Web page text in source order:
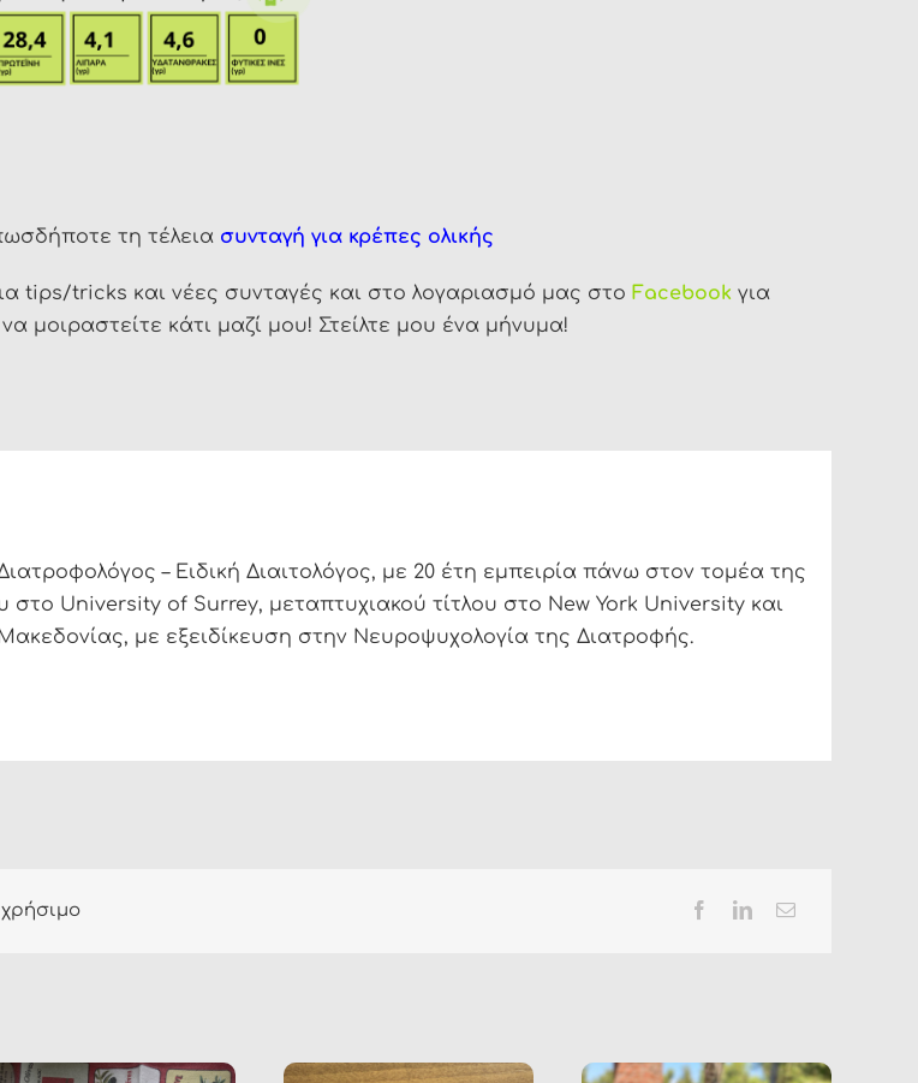
τη τέλεια συνταγή για κρέπες ολικής
tips/tricks και νέες συνταγές και στο λογαριασμό μας στο Facebook για
μοιραστείτε κάτι μαζί μου! Στείλτε μου ένα μήνυμα!
– Ειδική Διαιτολόγος, με 20 έτη εμπειρία πάνω στον τομέα της
στο University of Surrey, μεταπτυχιακού τίτλου στο New York University και
με εξειδίκευση στην Νευροψυχολογία της Διατροφής.